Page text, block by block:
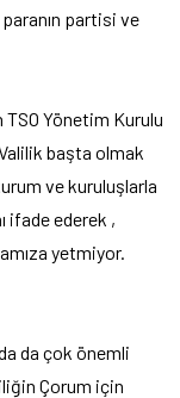
partisi ve
Yönetim Kurulu
başta olmak
ve kuruluşlarla
ifade ederek ,
yetmiyor.
da çok önemli
Çorum için